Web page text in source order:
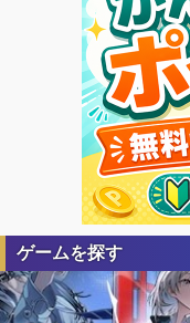
ゲームを探す